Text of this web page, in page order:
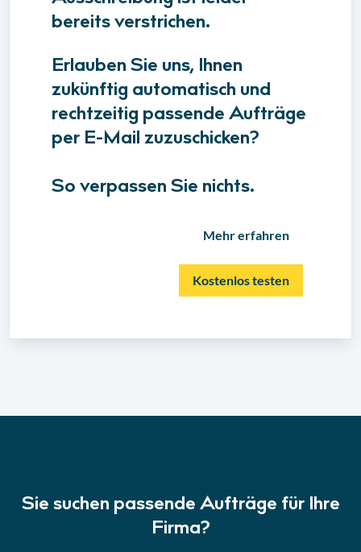
bereits verstrichen.
Erlauben Sie uns, Ihnen
zukünftig automatisch und
rechtzeitig passende Aufträge
per E-Mail zuzuschicken?
So verpassen Sie nichts.
Mehr erfahren
Kostenlos testen
Sie suchen passende Aufträge für Ihre
Firma?